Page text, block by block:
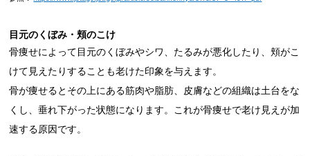
目元のくぼみ・頬のこけ
骨痩せによって目元のくぼみやシワ、たるみが悪化したり、頬がこ
けて見えたりすることも老けた印象を与えます。
骨が痩せるとその上にある筋肉や脂肪、皮膚などの組織は土台をな
くし、垂れ下がった状態になります。これが骨痩せで老け見えが加
速する原因です。